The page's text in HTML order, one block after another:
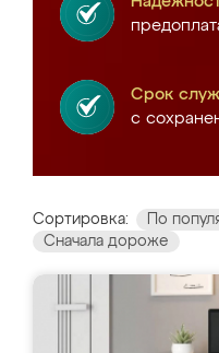
Срок
с
Сортировка: По
Сначала дороже